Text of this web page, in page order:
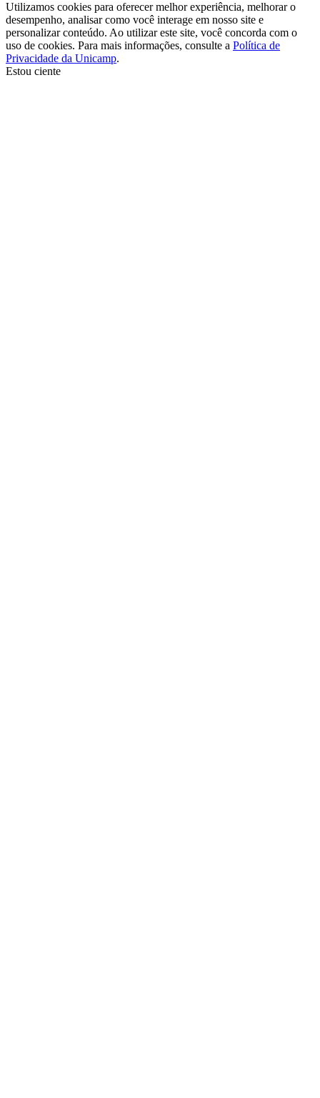
Utilizamos cookies para oferecer melhor experiência, melhorar o
desempenho, analisar como você interage em nosso site e
personalizar conteúdo. Ao utilizar este site, você concorda com o
uso de cookies. Para mais informações, consulte a Política de
Privacidade da Unicamp.
Estou ciente